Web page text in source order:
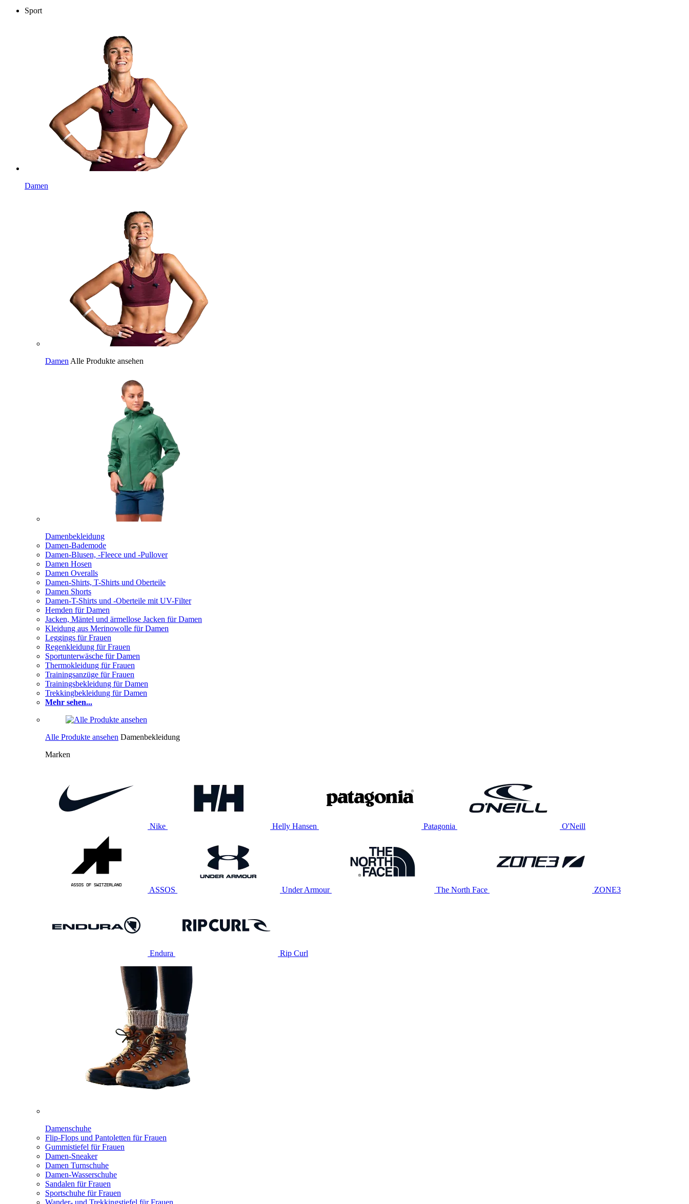
Sport
Damen
Damen Alle Produkte ansehen
Damenbekleidung
Damen-Bademode
Damen-Blusen, -Fleece und -Pullover
Damen Hosen
Damen Overalls
Damen-Shirts, T-Shirts und Oberteile
Damen Shorts
Damen-T-Shirts und -Oberteile mit UV-Filter
Hemden für Damen
Jacken, Mäntel und ärmellose Jacken für Damen
Kleidung aus Merinowolle für Damen
Leggings für Frauen
Regenkleidung für Frauen
Sportunterwäsche für Damen
Thermokleidung für Frauen
Trainingsanzüge für Frauen
Trainingsbekleidung für Damen
Trekkingbekleidung für Damen
Mehr sehen...
Alle Produkte ansehen Damenbekleidung
Marken
Nike Helly Hansen Patagonia O'Neill
ASSOS Under Armour The North Face ZONE3
Endura Rip Curl
Damenschuhe
Flip-Flops und Pantoletten für Frauen
Gummistiefel für Frauen
Damen-Sneaker
Damen Turnschuhe
Damen-Wasserschuhe
Sandalen für Frauen
Sportschuhe für Frauen
Wander- und Trekkingstiefel für Frauen